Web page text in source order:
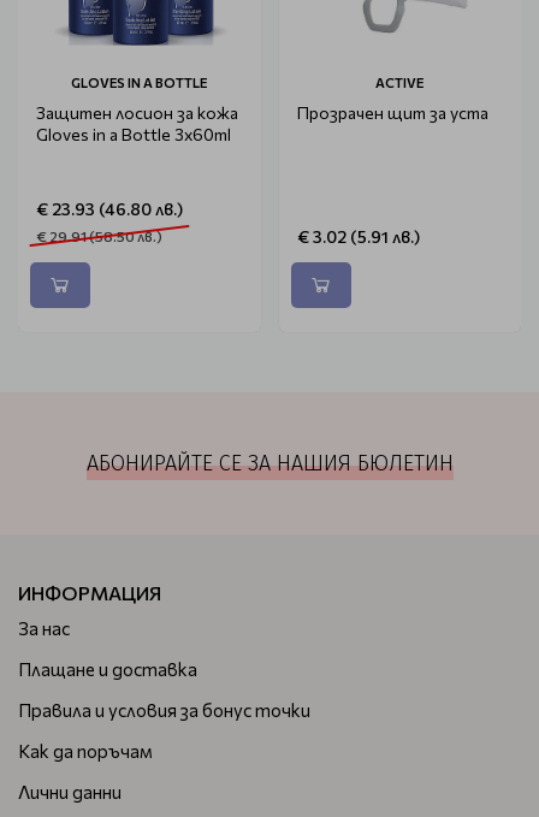
GLOVES IN A BOTTLE
Защитен лосион за кожа
Gloves in a Bottle 3x60ml
€ 23.93 (46.80 лв.)
€ 29.91 (58.50 лв.)
ACTIVE
Прозрачен щит за уста
€ 3.02 (5.91 лв.)
АБОНИРАЙТЕ СЕ ЗА НАШИЯ БЮЛЕТИН
ИНФОРМАЦИЯ
За нас
Плащане и доставка
Правила и условия за бонус точки
Как да поръчам
Лични данни